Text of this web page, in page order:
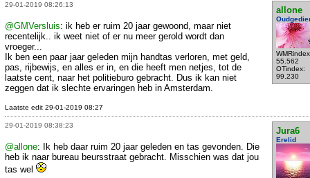
29-01-2019 08:26:13
allone
55.562
OTindex:
99.230
@GMVersluis: ik heb er ruim 20 jaar gewoond, maar niet
recentelijk.. ik weet niet of er nu meer gerold wordt dan
vroeger...
Ik ben een paar jaar geleden mijn handtas verloren, met geld,
pas, rijbewijs, en alles er in, en die heeft men netjes, tot de
laatste cent, naar het politieburo gebracht. Dus ik kan niet
zeggen dat ik slechte ervaringen heb in Amsterdam.
Laatste edit 29-01-2019 08:27
29-01-2019 08:38:23
Jura6
Erelid
@allone: Ik heb daar ruim 20 jaar geleden en tas gevonden. Die
heb ik naar bureau beursstraat gebracht. Misschien was dat jou
tas wel